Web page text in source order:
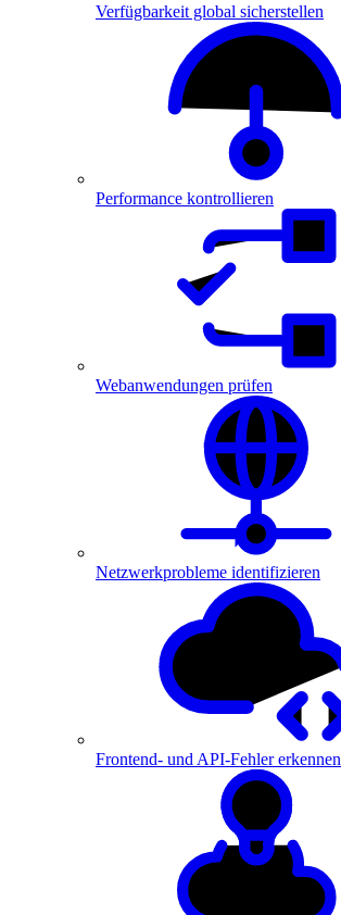
Verfügbarkeit global sicherstellen
Performance kontrollieren
Webanwendungen prüfen
Netzwerkprobleme identifizieren
Frontend- und API-Fehler erkennen